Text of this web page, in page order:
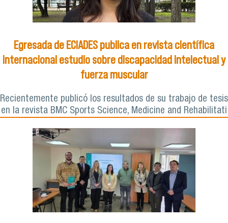
Egresada de ECIADES publica en revista científica
internacional estudio sobre discapacidad intelectual y
fuerza muscular
Recientemente publicó los resultados de su trabajo de tesis
en la revista BMC Sports Science, Medicine and Rehabilitati